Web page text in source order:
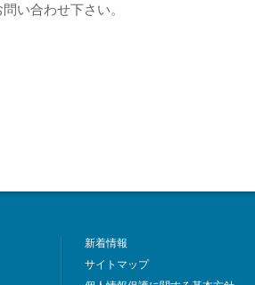
い合わせ下さい。
新着情報
サイトマップ